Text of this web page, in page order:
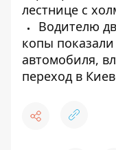
лестнице с
Водителю
копы
автомобиля,
переход в